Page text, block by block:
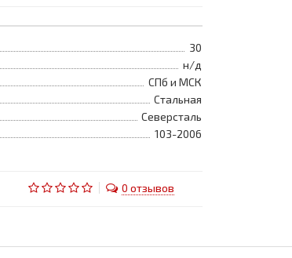
30
н/д
СПб и МСК
Стальная
Северсталь
103-2006
0 отзывов